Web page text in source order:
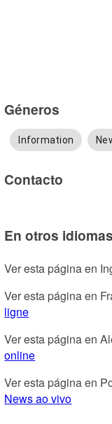
Géneros
Information
Contacto
En otros idiomas
Ver esta página en
Ver esta página en
ligne
Ver esta página en
online
Ver esta página en
News ao vivo